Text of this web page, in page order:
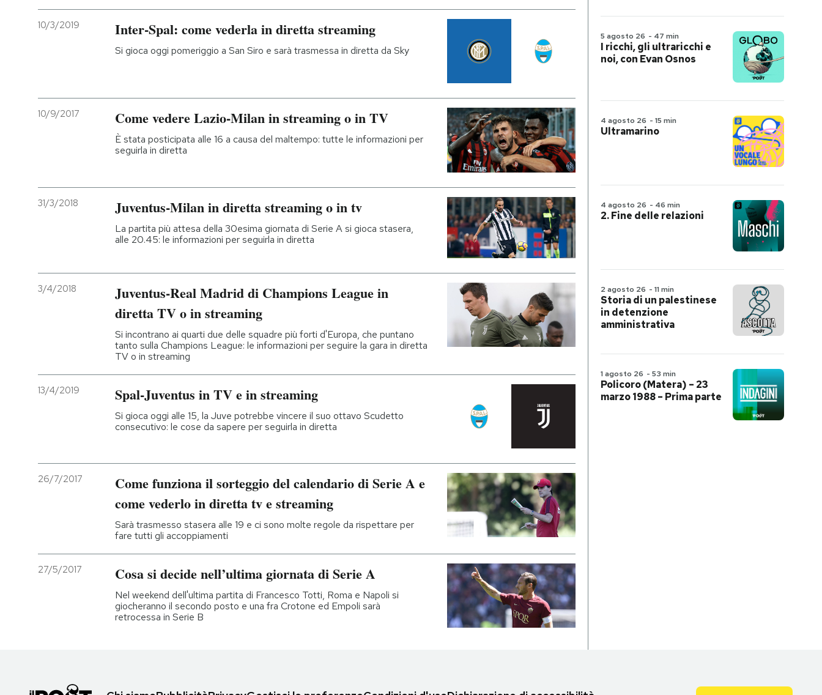
10/3/2019 Inter-Spal: come vederla in diretta streaming
Si gioca oggi pomeriggio a San Siro e sarà trasmessa in diretta da Sky
10/9/2017 Come vedere Lazio-Milan in streaming o in TV
È stata posticipata alle 16 a causa del maltempo: tutte le informazioni per
seguirla in diretta
31/3/2018 Juventus-Milan in diretta streaming o in tv
La partita più attesa della 30esima giornata di Serie A si gioca stasera,
alle 20.45: le informazioni per seguirla in diretta
3/4/2018
Juventus-Real Madrid di Champions League in
diretta TV o in streaming
Si incontrano ai quarti due delle squadre più forti d'Europa, che puntano
tanto sulla Champions League: le informazioni per seguire la gara in diretta
TV o in streaming
13/4/2019 Spal-Juventus in TV e in streaming
Si gioca oggi alle 15, la Juve potrebbe vincere il suo ottavo Scudetto
consecutivo: le cose da sapere per seguirla in diretta
26/7/2017
Come funziona il sorteggio del calendario di Serie A e
come vederlo in diretta tv e streaming
Sarà trasmesso stasera alle 19 e ci sono molte regole da rispettare per
fare tutti gli accoppiamenti
27/5/2017 Cosa si decide nell’ultima giornata di Serie A
Nel weekend dell'ultima partita di Francesco Totti, Roma e Napoli si
giocheranno il secondo posto e una fra Crotone ed Empoli sarà
retrocessa in Serie B
5 agosto 26 - 47 min
I ricchi, gli ultraricchi e
noi, con Evan Osnos
4 agosto 26 - 15 min
Ultramarino
4 agosto 26 - 46 min
2. Fine delle relazioni
2 agosto 26 - 11 min
Storia di un palestinese
in detenzione
amministrativa
1 agosto 26 - 53 min
Policoro (Matera) – 23
marzo 1988 – Prima parte